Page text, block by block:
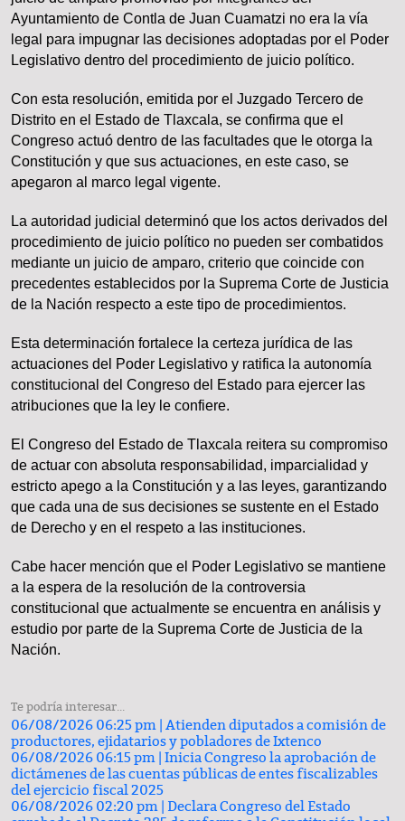
Ayuntamiento de Contla de Juan Cuamatzi no era la vía
legal para impugnar las decisiones adoptadas por el Poder
Legislativo dentro del procedimiento de juicio político.
Con esta resolución, emitida por el Juzgado Tercero de
Distrito en el Estado de Tlaxcala, se confirma que el
Congreso actuó dentro de las facultades que le otorga la
Constitución y que sus actuaciones, en este caso, se
apegaron al marco legal vigente.
La autoridad judicial determinó que los actos derivados del
procedimiento de juicio político no pueden ser combatidos
mediante un juicio de amparo, criterio que coincide con
precedentes establecidos por la Suprema Corte de Justicia
de la Nación respecto a este tipo de procedimientos.
Esta determinación fortalece la certeza jurídica de las
actuaciones del Poder Legislativo y ratifica la autonomía
constitucional del Congreso del Estado para ejercer las
atribuciones que la ley le confiere.
El Congreso del Estado de Tlaxcala reitera su compromiso
de actuar con absoluta responsabilidad, imparcialidad y
estricto apego a la Constitución y a las leyes, garantizando
que cada una de sus decisiones se sustente en el Estado
de Derecho y en el respeto a las instituciones.
Cabe hacer mención que el Poder Legislativo se mantiene
a la espera de la resolución de la controversia
constitucional que actualmente se encuentra en análisis y
estudio por parte de la Suprema Corte de Justicia de la
Nación.
Te podría interesar...
06/08/2026 06:25 pm | Atienden diputados a comisión de
productores, ejidatarios y pobladores de Ixtenco
06/08/2026 06:15 pm | Inicia Congreso la aprobación de
dictámenes de las cuentas públicas de entes fiscalizables
del ejercicio fiscal 2025
06/08/2026 02:20 pm | Declara Congreso del Estado